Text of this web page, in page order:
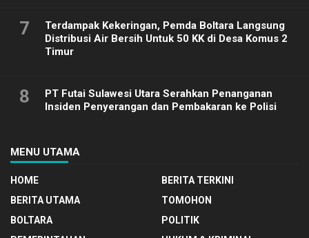
7
Terdampak Kekeringan, Pemda Boltara Langsung
Distribusi Air Bersih Untuk 50 KK di Desa Komus 2
Timur
8
PT Futai Sulawesi Utara Serahkan Penanganan
Insiden Penyerangan dan Pembakaran ke Polisi
MENU UTAMA
HOME
BERITA TERKINI
BERITA UTAMA
TOMOHON
BOLTARA
POLITIK